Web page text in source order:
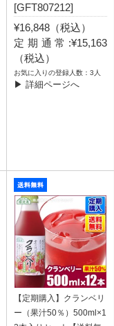
[GFT807212]
¥16,848（税込）
定期通常:¥15,163
（税込）
お気に入りの登録人数：3人
▶ 詳細ページへ
【定期購入】クランベリ
ー（果汁50％）500ml×1